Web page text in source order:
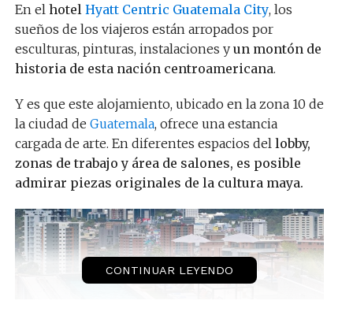
En el hotel Hyatt Centric Guatemala City, los
sueños de los viajeros están arropados por
esculturas, pinturas, instalaciones y un montón de
historia de esta nación centroamericana.
Y es que este alojamiento, ubicado en la zona 10 de
la ciudad de Guatemala, ofrece una estancia
cargada de arte. En diferentes espacios del lobby,
zonas de trabajo y área de salones, es posible
admirar piezas originales de la cultura maya.
CONTINUAR LEYENDO